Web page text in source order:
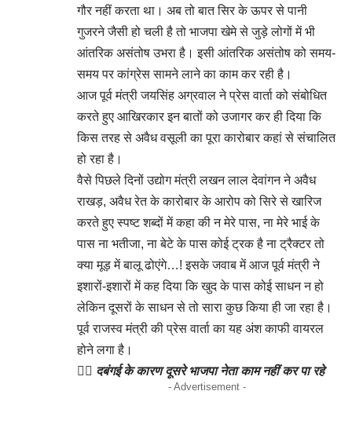
गौर नहीं करता था। अब तो बात सिर के ऊपर से पानी
गुजरने जैसी हो चली है तो भाजपा खेमे से जुड़े लोगों में भी
आंतरिक असंतोष उभरा है। इसी आंतरिक असंतोष को समय-
समय पर कांग्रेस सामने लाने का काम कर रही है।
आज पूर्व मंत्री जयसिंह अग्रवाल ने प्रेस वार्ता को संबोधित
करते हुए आखिरकार इन बातों को उजागर कर ही दिया कि
किस तरह से अवैध वसूली का पूरा कारोबार कहां से संचालित
हो रहा है।
वैसे पिछले दिनों उद्योग मंत्री लखन लाल देवांगन ने अवैध
राखड़, अवैध रेत के कारोबार के आरोप को सिरे से खारिज
करते हुए स्पष्ट शब्दों में कहा की न मेरे पास, ना मेरे भाई के
पास ना भतीजा, ना बेटे के पास कोई ट्रक है ना ट्रैक्टर तो
क्या मूड़ में बालू ढोएंगे…! इसके जवाब में आज पूर्व मंत्री ने
इशारों-इशारों में कह दिया कि खुद के पास कोई साधन न हो
लेकिन दूसरों के साधन से तो सारा कुछ किया ही जा रहा है।
पूर्व राजस्व मंत्री की प्रेस वार्ता का यह अंश काफी वायरल
होने लगा है।
👉🏻 दबंगई के कारण दूसरे भाजपा नेता काम नहीं कर पा रहे
- Advertisement -